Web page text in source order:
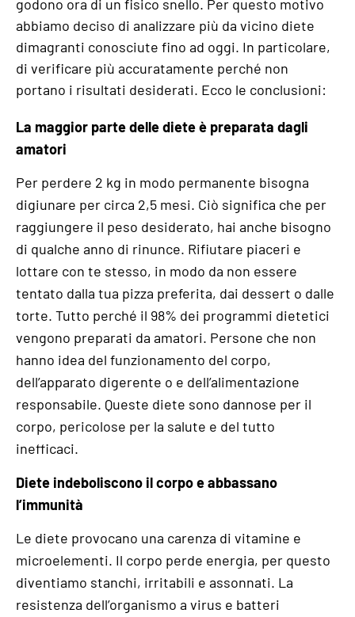
godono ora di un fisico snello. Per questo motivo
abbiamo deciso di analizzare più da vicino diete
dimagranti conosciute fino ad oggi. In particolare,
di verificare più accuratamente perché non
portano i risultati desiderati. Ecco le conclusioni:
La maggior parte delle diete è preparata dagli
amatori
Per perdere 2 kg in modo permanente bisogna
digiunare per circa 2,5 mesi. Ciò significa che per
raggiungere il peso desiderato, hai anche bisogno
di qualche anno di rinunce. Rifiutare piaceri e
lottare con te stesso, in modo da non essere
tentato dalla tua pizza preferita, dai dessert o dalle
torte. Tutto perché il 98% dei programmi dietetici
vengono preparati da amatori. Persone che non
hanno idea del funzionamento del corpo,
dell’apparato digerente o e dell’alimentazione
responsabile. Queste diete sono dannose per il
corpo, pericolose per la salute e del tutto
inefficaci.
Diete indeboliscono il corpo e abbassano
l’immunità
Le diete provocano una carenza di vitamine e
microelementi. Il corpo perde energia, per questo
diventiamo stanchi, irritabili e assonnati. La
resistenza dell’organismo a virus e batteri